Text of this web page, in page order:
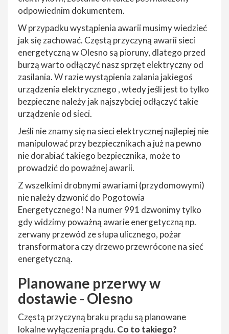
odpowiednim dokumentem.
W przypadku wystąpienia awarii musimy wiedzieć
jak się zachować. Częstą przyczyną awarii sieci
energetyczną w Olesno są pioruny, dlatego przed
burzą warto odłączyć nasz sprzęt elektryczny od
zasilania. W razie wystąpienia zalania jakiegoś
urządzenia elektrycznego , wtedy jeśli jest to tylko
bezpieczne należy jak najszybciej odłączyć takie
urządzenie od sieci.
Jeśli nie znamy się na sieci elektrycznej najlepiej nie
manipulować przy bezpiecznikach a już na pewno
nie dorabiać takiego bezpiecznika, może to
prowadzić do poważnej awarii.
Z wszelkimi drobnymi awariami (przydomowymi)
nie należy dzwonić do Pogotowia
Energetycznego! Na numer 991 dzwonimy tylko
gdy widzimy poważną awarie energetyczną np.
zerwany przewód ze słupa ulicznego, pożar
transformatora czy drzewo przewrócone na sieć
energetyczną.
Planowane przerwy w
dostawie - Olesno
Częstą przyczyną braku prądu są planowane
lokalne wyłączenia prądu. Co to takiego?